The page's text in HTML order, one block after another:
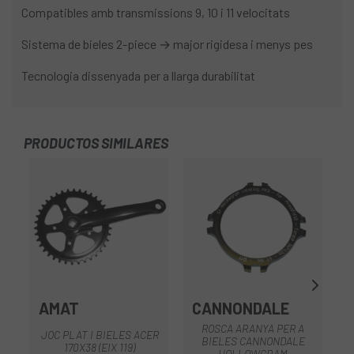
Compatibles amb transmissions 9, 10 i 11 velocitats
Sistema de bieles 2-piece → major rigidesa i menys pes
Tecnologia dissenyada per a llarga durabilitat
PRODUCTOS SIMILARES
AMAT
JOC PLAT I BIELES ACER
170X38 (EIX 119)
CANNONDALE
ROSCA ARANYA PER A
BIELES CANNONDALE